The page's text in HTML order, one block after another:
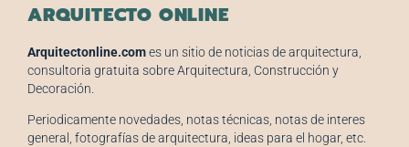
ARQUITECTO ONLINE
Arquitectonline.comes un sitio de noticias de arquitectura,
consultoria gratuita sobre Arquitectura, Construcción y
Decoración.
Periodicamente novedades, notas técnicas, notas de interes
general, fotografías de arquitectura, ideas para el hogar, etc.